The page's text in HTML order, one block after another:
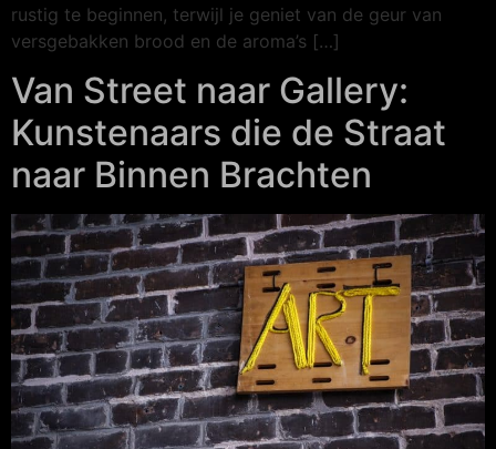
rustig te beginnen, terwijl je geniet van de geur van
versgebakken brood en de aroma’s […]
Van Street naar Gallery:
Kunstenaars die de Straat
naar Binnen Brachten